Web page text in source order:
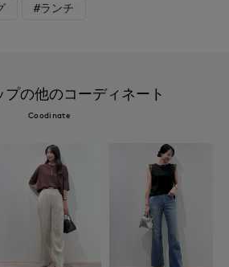
#ランチ
プの他のコーディネート
Coodinate